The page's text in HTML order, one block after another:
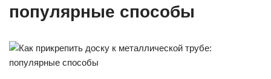
популярные способы